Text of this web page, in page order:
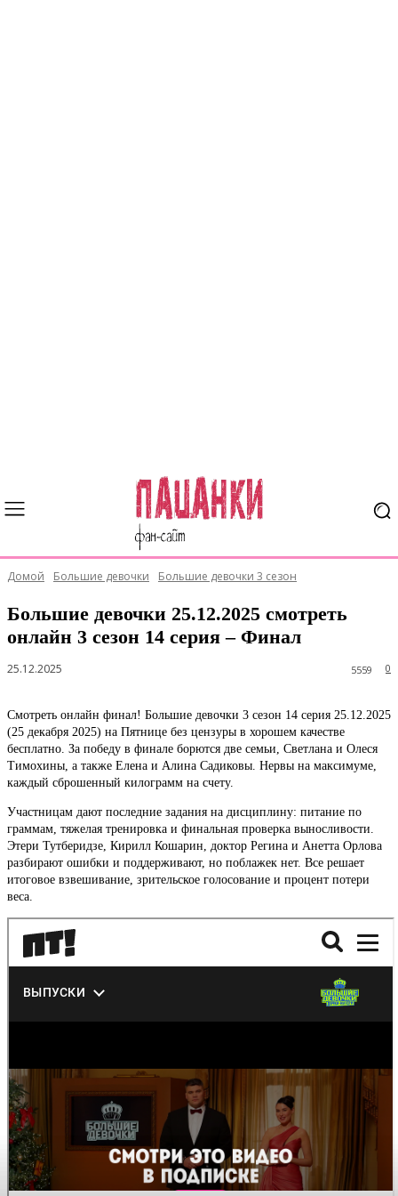
Домой Большие девочки Большие девочки 3 сезон
Большие девочки 25.12.2025 смотреть
онлайн 3 сезон 14 серия – Финал
25.12.2025 0
5559
Смотреть онлайн финал! Большие девочки 3 сезон 14 серия 25.12.2025
(25 декабря 2025) на Пятнице без цензуры в хорошем качестве
бесплатно. За победу в финале борются две семьи, Светлана и Олеся
Тимохины, а также Елена и Алина Садиковы. Нервы на максимуме,
каждый сброшенный килограмм на счету.
Участницам дают последние задания на дисциплину: питание по
граммам, тяжелая тренировка и финальная проверка выносливости.
Этери Тутберидзе, Кирилл Кошарин, доктор Регина и Анетта Орлова
разбирают ошибки и поддерживают, но поблажек нет. Все решает
итоговое взвешивание, зрительское голосование и процент потери
веса.